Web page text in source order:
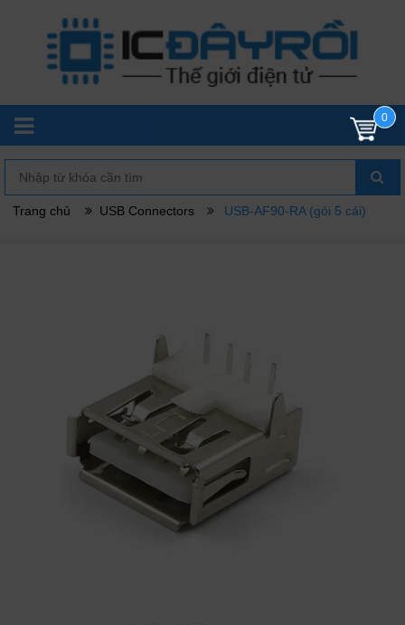
0
Trang chủ USB Connectors USB-AF90-RA (gói 5 cái)